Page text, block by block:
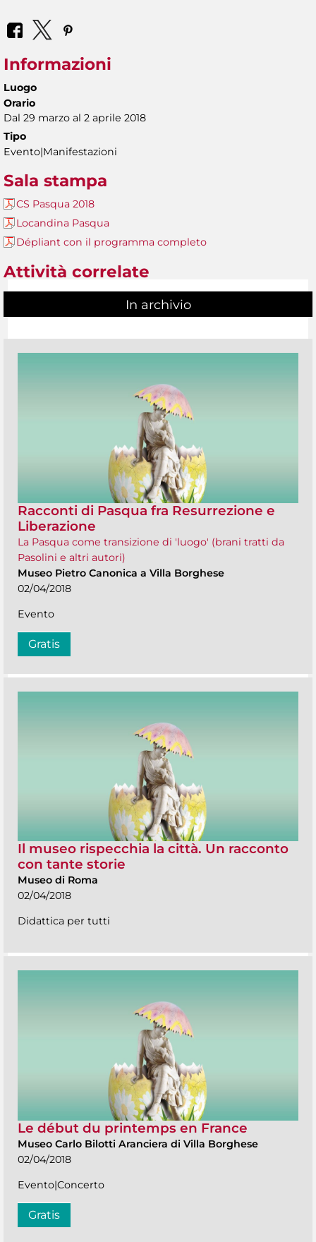
Informazioni
Luogo
Orario
Dal 29 marzo al 2 aprile 2018
Tipo
Evento|Manifestazioni
Sala stampa
CS Pasqua 2018
Locandina Pasqua
Dépliant con il programma completo
Attività correlate
In archivio
Racconti di Pasqua fra Resurrezione e
Liberazione
La Pasqua come transizione di 'luogo' (brani tratti da
Pasolini e altri autori)
Museo Pietro Canonica a Villa Borghese
02/04/2018
Evento
Gratis
Il museo rispecchia la città. Un racconto
con tante storie
Museo di Roma
02/04/2018
Didattica per tutti
Le début du printemps en France
Museo Carlo Bilotti Aranciera di Villa Borghese
02/04/2018
Evento|Concerto
Gratis